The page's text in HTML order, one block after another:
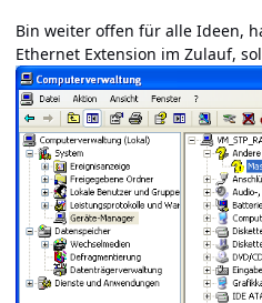
Bin weiter offen für alle Ideen,
Ethernet Extension im Zulauf,